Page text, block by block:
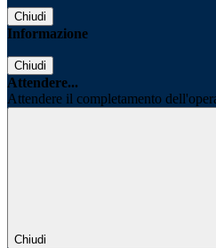
Chiudi
Informazione
Chiudi
Attendere...
Attendere il completamento
Chiudi